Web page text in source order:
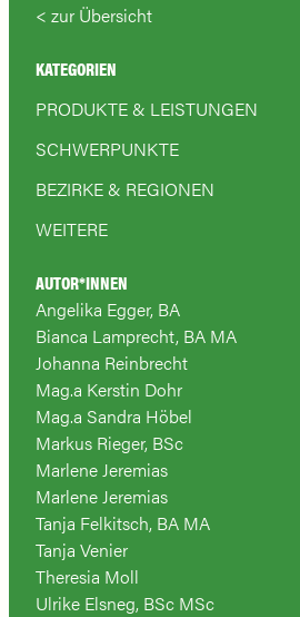
zur Übersicht
KATEGORIEN
PRODUKTE & LEISTUNGEN
SCHWERPUNKTE
BEZIRKE & REGIONEN
WEITERE
AUTOR*INNEN
Angelika Egger, BA
Bianca Lamprecht, BA MA
Johanna Reinbrecht
Mag.a Kerstin Dohr
Mag.a Sandra Höbel
Markus Rieger, BSc
Marlene Jeremias
Marlene Jeremias
Tanja Felkitsch, BA MA
Tanja Venier
Theresia Moll
Ulrike Elsneg, BSc MSc